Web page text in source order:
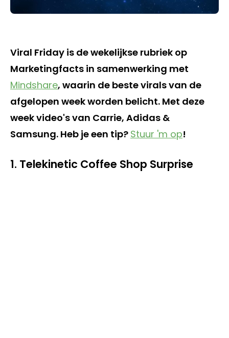
Viral Friday is de wekelijkse rubriek op
Marketingfacts in samenwerking met
Mindshare, waarin de beste virals van de
afgelopen week worden belicht. Met deze
week video's van Carrie, Adidas &
Samsung. Heb je een tip? Stuur 'm op!
1. Telekinetic Coffee Shop Surprise